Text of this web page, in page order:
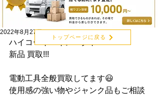
2022年8月27日
ハイコーキ　インパクト
新品 買取!!!
電動工具全般買取してます😃
使用感の強い物やジャンク品もご相談
トップページに戻る